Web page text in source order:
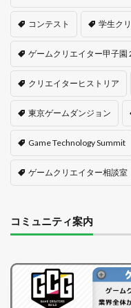
コンテスト 学生ク
ゲームクリエイター甲子園
クリエイターヒストリア
東京ゲームダンジョン
Game Technology Summit
ゲームクリエイター相談室
コミュニティ案内